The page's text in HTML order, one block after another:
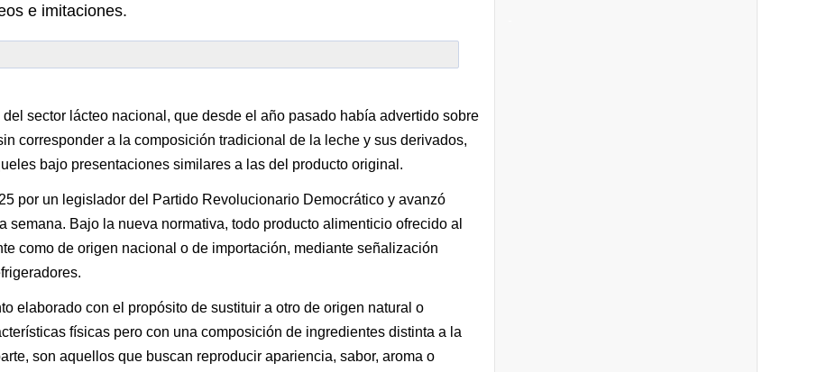
e imitaciones.
sector lácteo nacional, que desde el año pasado había advertido sobre
corresponder a la composición tradicional de la leche y sus derivados,
bajo presentaciones similares a las del producto original.
por un legislador del Partido Revolucionario Democrático y avanzó
semana. Bajo la nueva normativa, todo producto alimenticio ofrecido al
como de origen nacional o de importación, mediante señalización
elaborado con el propósito de sustituir a otro de origen natural o
físicas pero con una composición de ingredientes distinta a la
son aquellos que buscan reproducir apariencia, sabor, aroma o